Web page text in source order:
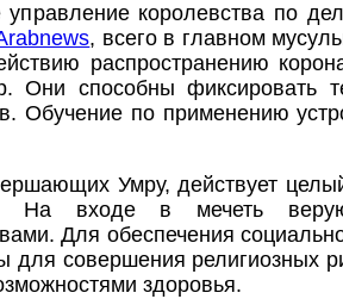
королевства по
, всего в главном
распространению
Они способны фиксировать
Обучение по применению
Умру, действует
На входе в мечеть
Для обеспечения
для совершения религиозных
здоровья.